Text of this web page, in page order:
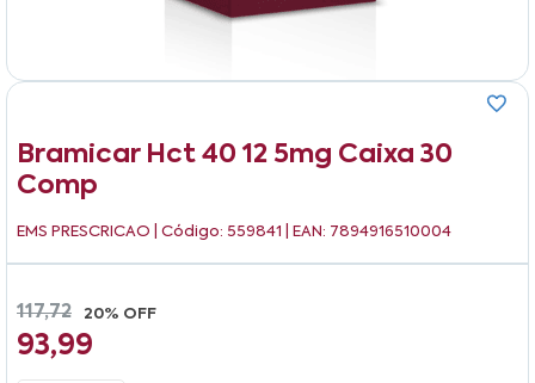
Bramicar Hct 40 12 5mg Caixa 30
Comp
EMS PRESCRICAO | Código: 559841 | EAN: 7894916510004
117,72 20% OFF
93,99